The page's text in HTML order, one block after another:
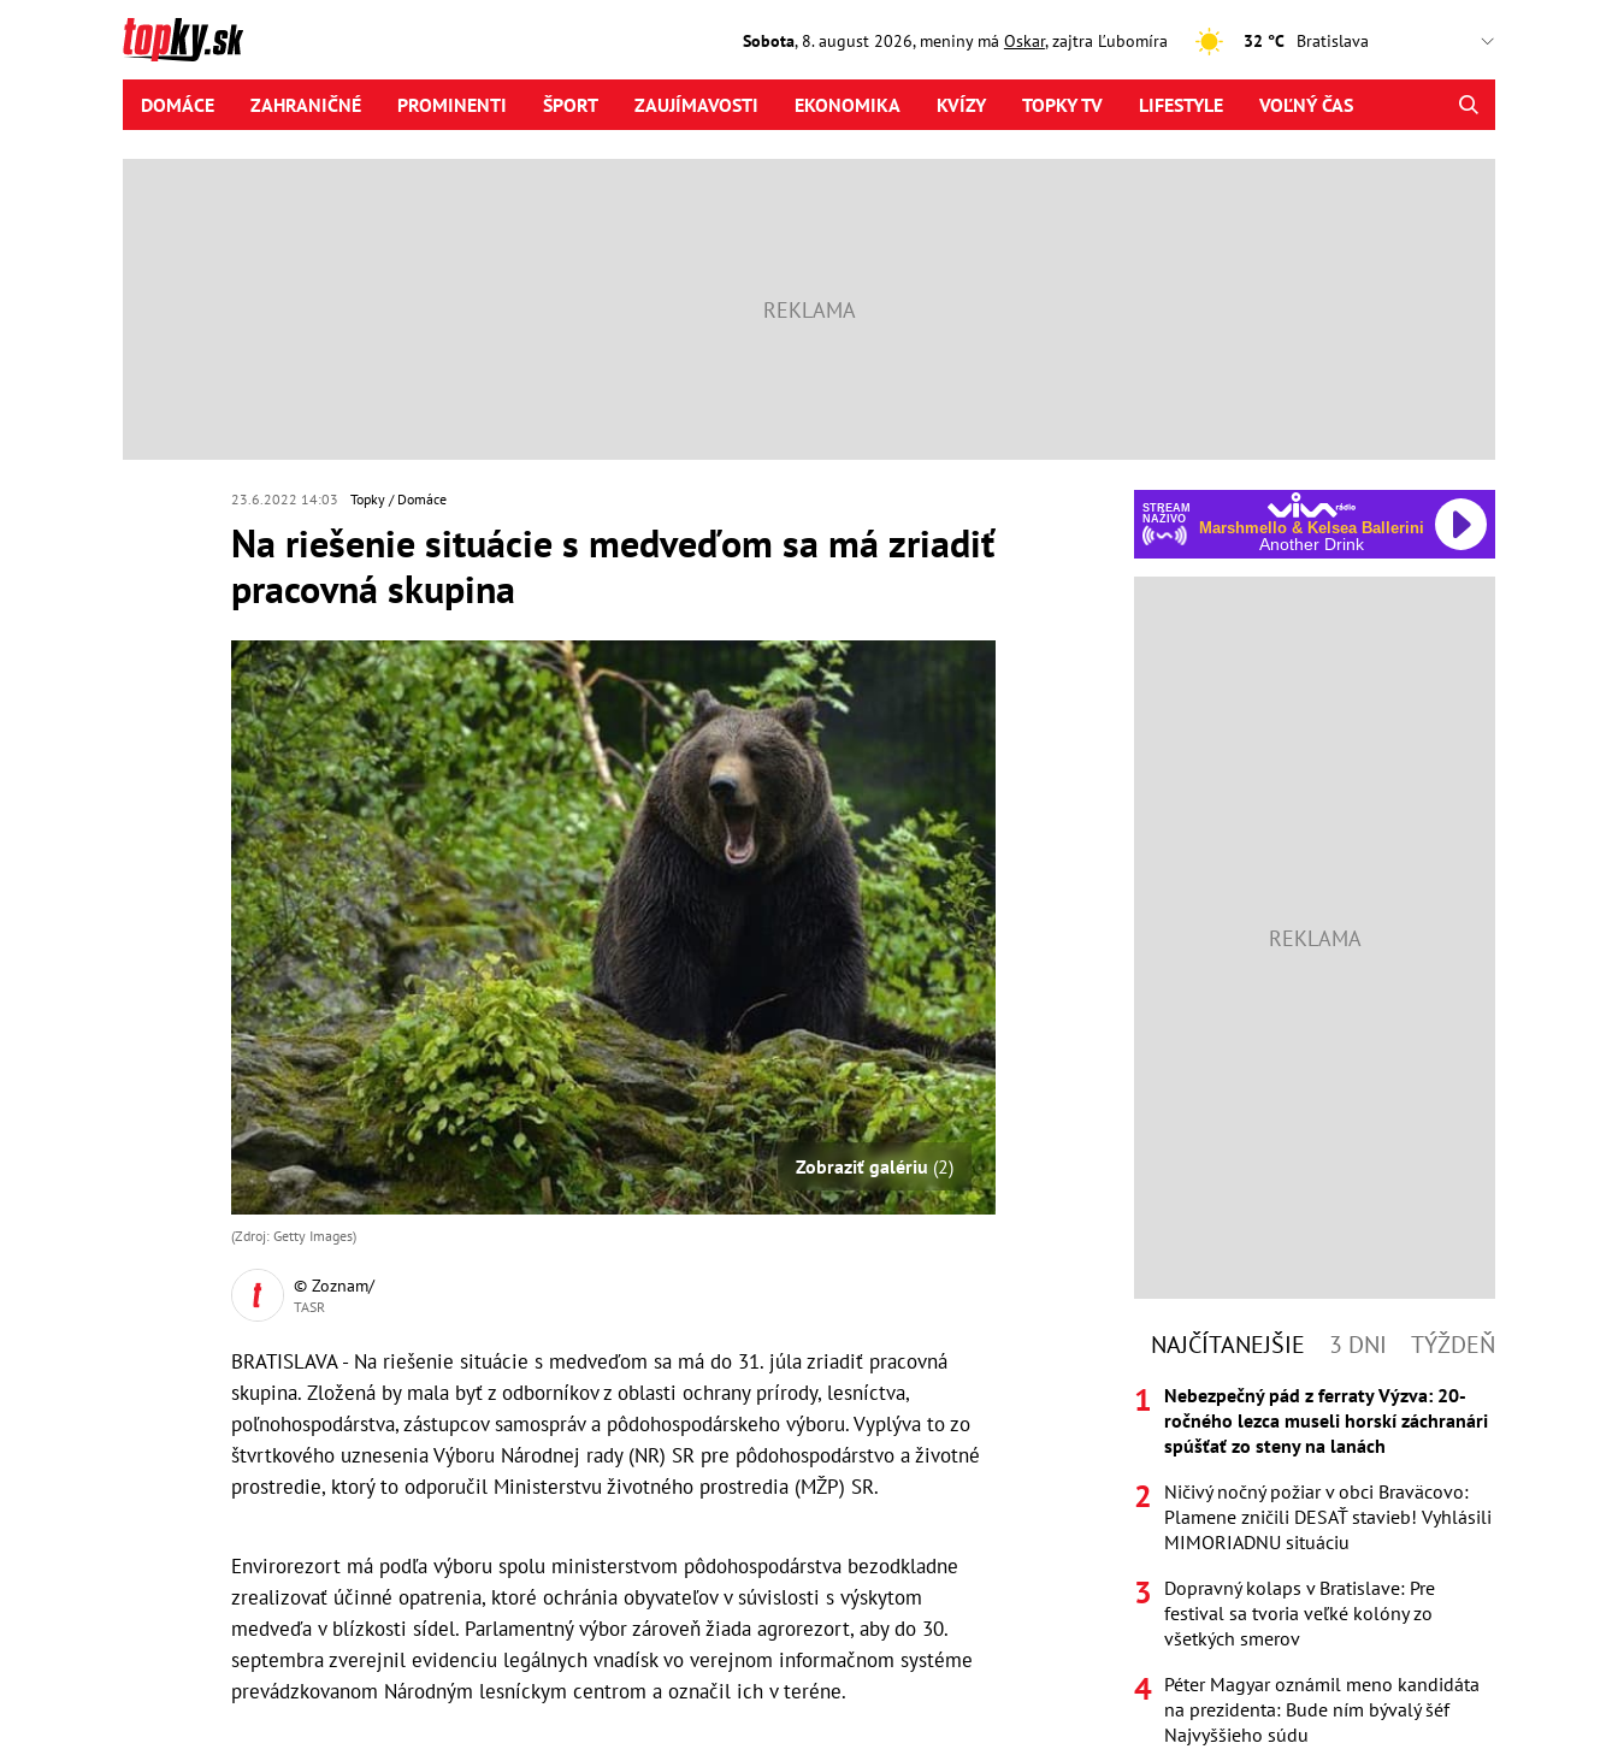
Sobota, 8. august2026, meniny má Oskar, zajtra Ľubomíra 32 °C
DOMÁCE ZAHRANIČNÉ PROMINENTI ŠPORT ZAUJÍMAVOSTI EKONOMIKA KVÍZY TOPKY TV LIFESTYLE VOĽNÝ ČAS
23.6.2022 14:03 Topky Domáce
Na riešenie situácie s medveďom sa má zriadiť
pracovná skupina
Zobraziť galériu (2)
(Zdroj: Getty Images)
© Zoznam/
TASR
BRATISLAVA - Na riešenie situácie s medveďom sa má do 31. júla zriadiť pracovná
skupina. Zložená by mala byť z odborníkov z oblasti ochrany prírody, lesníctva,
poľnohospodárstva, zástupcov samospráv a pôdohospodárskeho výboru. Vyplýva to zo
štvrtkového uznesenia Výboru Národnej rady (NR) SR pre pôdohospodárstvo a životné
prostredie, ktorý to odporučil Ministerstvu životného prostredia (MŽP) SR.
Envirorezort má podľa výboru spolu ministerstvom pôdohospodárstva bezodkladne
zrealizovať účinné opatrenia, ktoré ochránia obyvateľov v súvislosti s výskytom
medveďa v blízkosti sídel. Parlamentný výbor zároveň žiada agrorezort, aby do 30.
septembra zverejnil evidenciu legálnych vnadísk vo verejnom informačnom systéme
prevádzkovanom Národným lesníckym centrom a označil ich v teréne.
STREAM
NAŽIVO
Marshmello & Kelsea Ballerini
Another Drink
NAJČÍTANEJŠIE 3 DNI TÝŽDEŇ
Nebezpečný pád z ferraty Výzva: 20-
ročného lezca museli horskí záchranári
spúšťať zo steny na lanách
Ničivý nočný požiar v obci Braväcovo:
Plamene zničili DESAŤ stavieb! Vyhlásili
MIMORIADNU situáciu
Dopravný kolaps v Bratislave: Pre
festival sa tvoria veľké kolóny zo
všetkých smerov
Péter Magyar oznámil meno kandidáta
na prezidenta: Bude ním bývalý šéf
Najvyššieho súdu